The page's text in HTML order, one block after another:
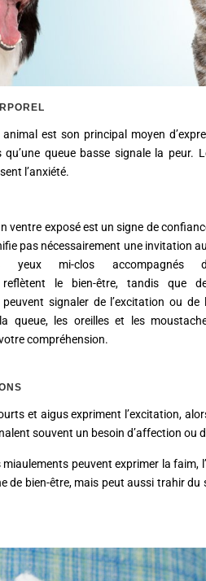
est son principal moyen
qu’une queue basse signale la peur.
l’anxiété.
ventre exposé est un signe de
pas nécessairement une invitation
yeux mi-clos accompagnés
reflètent le bien-être, tandis que
signaler de l’excitation ou de
queue, les oreilles et les
compréhension.
et aigus expriment l’excitation,
souvent un besoin d’affection ou
miaulements peuvent exprimer la faim,
de bien-être, mais peut aussi trahir